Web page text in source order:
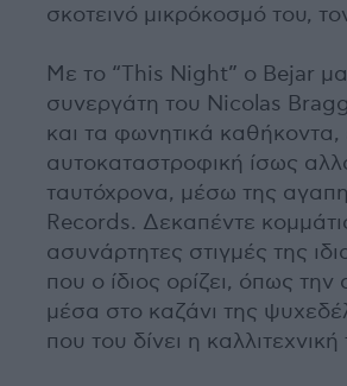
σκοτεινό μικρόκοσμό του,
Με το “This Night” o Bejar
συνεργάτη του Nicolas
και τα φωνητικά
αυτοκαταστροφική ίσως
ταυτόχρονα, μέσω της
Records. Δεκαπέντε
ασυνάρτητες στιγμές της
που ο ίδιος ορίζει, όπως
μέσα στο καζάνι της
που του δίνει η καλλιτεχνική